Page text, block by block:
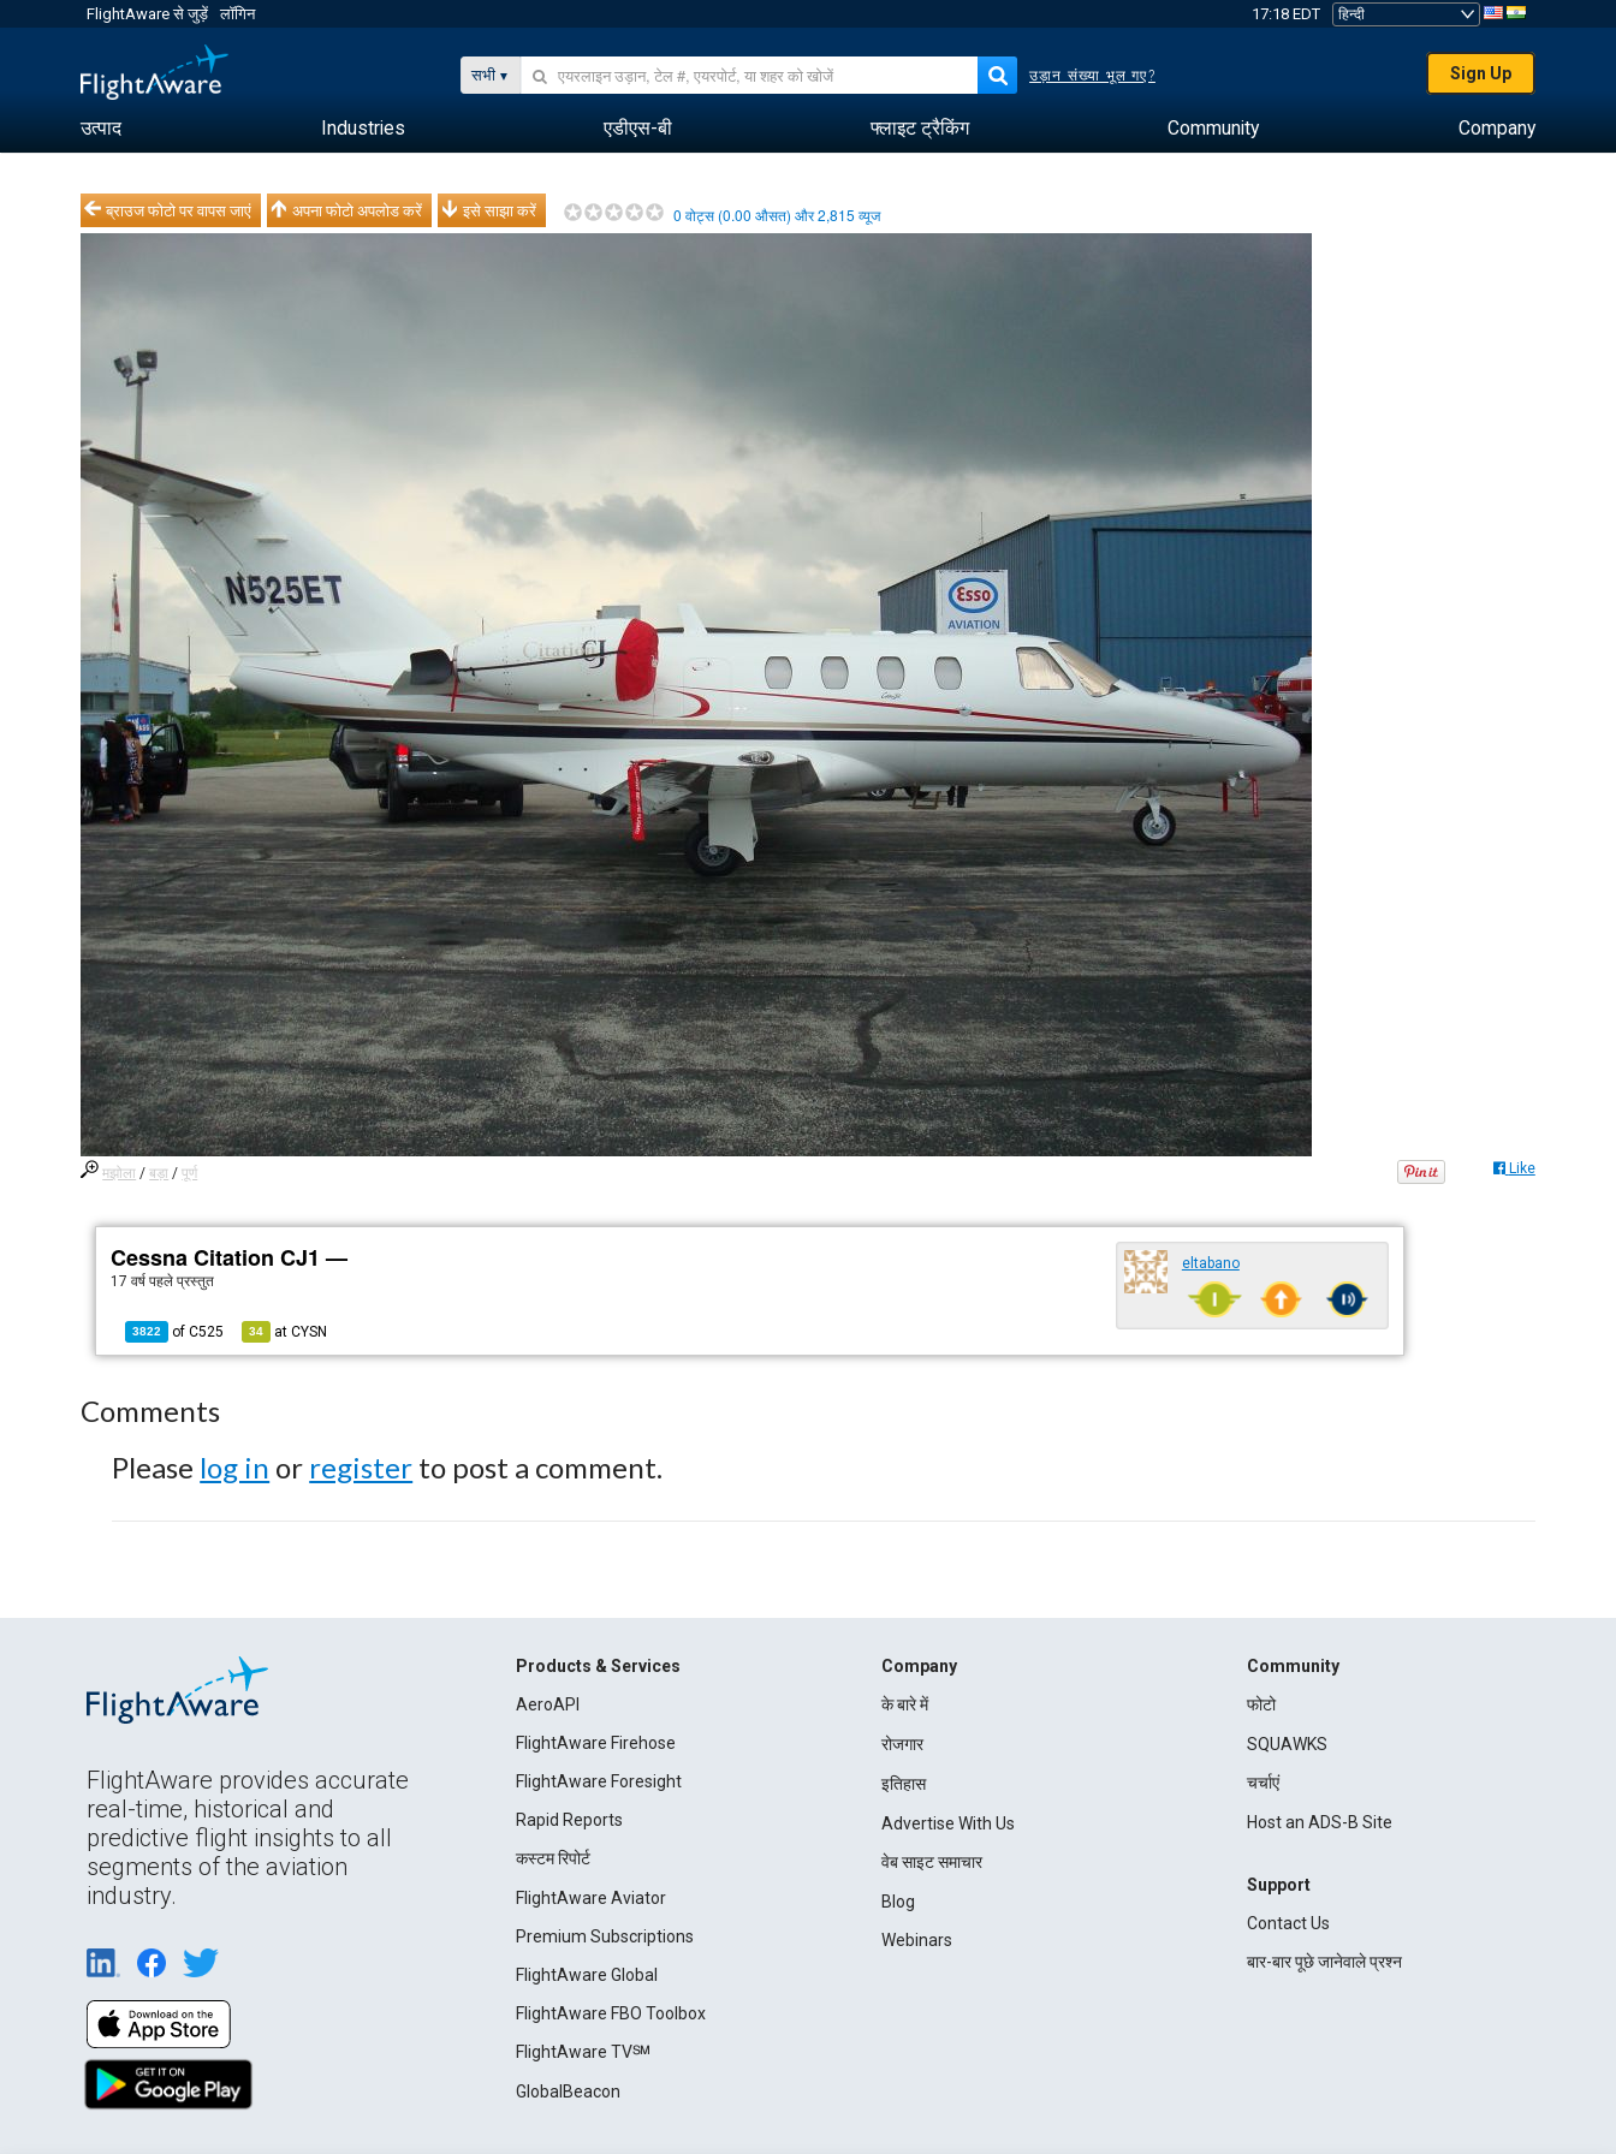
FlightAware से जुड़ें लॉगिन 17:18 EDT
सभी उड़ान संख्या भूल गए? Sign Up
उत्पाद Industries एडीएस-बी फ्लाइट ट्रैकिंग Community Company
ब्राउज फोटो पर वापस जाएं अपना फोटो अपलोड करें इसे साझा करें 0 वोट्स (0.00 औसत) और2,815 व्यूज
मझोला /बड़ा /पूर्ण Like
Cessna Citation CJ1 —
17 वर्ष पहले प्रस्तुत
3822 ofC525 34 atCYSN
eltabano
Comments
Please log in or register to post a comment.
FlightAware provides accurate
real-time, historical and
predictive flight insights to all
segments of the aviation
industry.
Products & Services
AeroAPI
FlightAware Firehose
FlightAware Foresight
Rapid Reports
कस्टम रिपोर्ट
FlightAware Aviator
Premium Subscriptions
FlightAware Global
FlightAware FBO Toolbox
FlightAware TV℠
GlobalBeacon
Company
के बारे में
रोजगार
इतिहास
Advertise With Us
वेब साइट समाचार
Blog
Webinars
Community
फोटो
SQUAWKS
चर्चाएं
Host an ADS-B Site
Support
Contact Us
बार-बार पूछे जानेवाले प्रश्न